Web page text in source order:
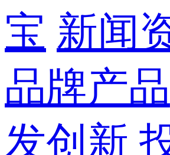
宝 新闻
品牌产品
发创新